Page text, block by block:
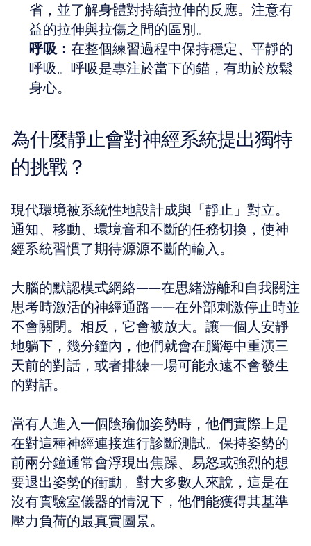
省，並了解身體對持續拉伸的反應。注意有
益的拉伸與拉傷之間的區別。
呼吸： 在整個練習過程中保持穩定、平靜的
呼吸。呼吸是專注於當下的錨，有助於放鬆
身心。
為什麼靜止會對神經系統提出獨特
的挑戰？
現代環境被系統性地設計成與「靜止」對立。
通知、移動、環境音和不斷的任務切換，使神
經系統習慣了期待源源不斷的輸入。
大腦的默認模式網絡——在思緒游離和自我關注
思考時激活的神經通路——在外部刺激停止時並
不會關閉。相反，它會被放大。讓一個人安靜
地躺下，幾分鐘內，他們就會在腦海中重演三
天前的對話，或者排練一場可能永遠不會發生
的對話。
當有人進入一個陰瑜伽姿勢時，他們實際上是
在對這種神經連接進行診斷測試。保持姿勢的
前兩分鐘通常會浮現出焦躁、易怒或強烈的想
要退出姿勢的衝動。對大多數人來說，這是在
沒有實驗室儀器的情況下，他們能獲得其基準
壓力負荷的最真實圖景。